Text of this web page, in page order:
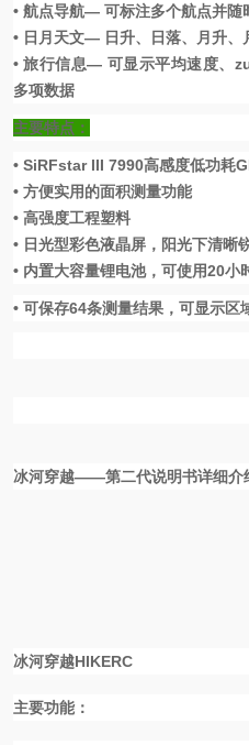
• 航点导航— 可标注多个航点并随
• 日月天文— 日升、日落、月升
•旅行信息— 可显示平均速度、
多项数据
主要特点：
• SiRFstar III 7990高感度低功耗
• 方便实用的面积测量功能
• 高强度工程塑料
• 日光型彩色液晶屏，阳光下清晰
• 内置大容量锂电池，可使用20小
• 可保存64条测量结果，可显示区
冰河穿越——第二代说明书详细介
冰河穿越HIKERC
主要功能：